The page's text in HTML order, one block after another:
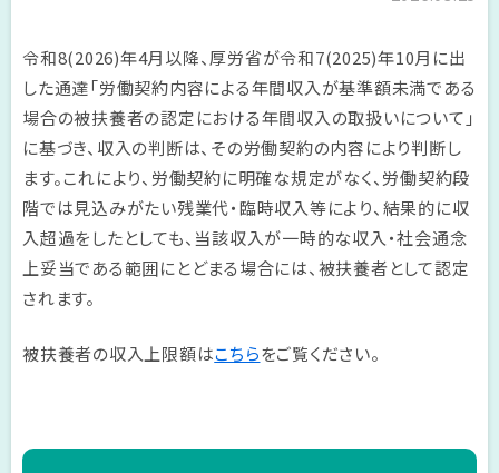
令和8(2026)年4月以降、厚労省が令和7(2025)年10月に出
した通達「労働契約内容による年間収入が基準額未満である
場合の被扶養者の認定における年間収入の取扱いについて」
に基づき、収入の判断は、その労働契約の内容により判断し
ます。これにより、労働契約に明確な規定がなく、労働契約段
階では見込みがたい残業代・臨時収入等により、結果的に収
入超過をしたとしても、当該収入が一時的な収入・社会通念
上妥当である範囲にとどまる場合には、被扶養者として認定
されます。
被扶養者の収入上限額はこちらをご覧ください。